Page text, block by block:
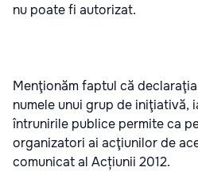
nu poate fi autorizat.
Menţionăm faptul că
numele unui grup de iniţiativă,
întrunirile publice permite ca
organizatori ai acţiunilor de
comunicat al Acțiunii 2012.